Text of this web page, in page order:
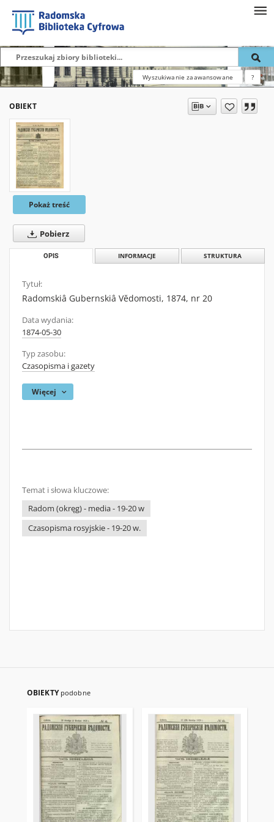
Wyszukiwanie zaawansowane ?
OBIEKT
Pokaż treść
Pobierz
OPIS INFORMACJE STRUKTURA
Tytuł:
Radomskiâ Gubernskiâ Vĕdomosti, 1874, nr 20
Data wydania:
1874-05-30
Typ zasobu:
Czasopisma i gazety
Więcej
Temat i słowa kluczowe:
Radom (okręg) - media - 19-20 w
Czasopisma rosyjskie - 19-20 w.
OBIEKTY podobne